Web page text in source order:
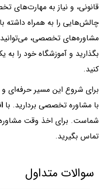
قانونی، و نیاز به
چالش‌هایی را به همراه داشته
مشاوره‌های تخصصی،
بگذارید و آموزشگاه خود را به
کنید.
برای شروع این مسیر حرفه‌ای
با مشاوره تخصصی بردارید. با
شماست. برای اخذ وقت
تماس بگیرید.
سوالات متداول